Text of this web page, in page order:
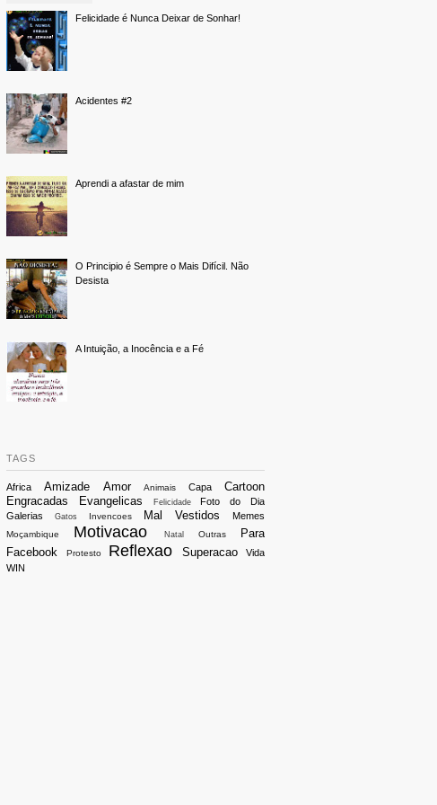
Felicidade é Nunca Deixar de Sonhar!
Acidentes #2
Aprendi a afastar de mim
O Principio é Sempre o Mais Difícil. Não
Desista
A Intuição, a Inocência e a Fé
TAGS
Africa Amizade Amor Animais Capa
Cartoon
Engracadas
Evangelicas Felicidade
Foto do Dia
Galerias
Gatos Invencoes Mal Vestidos Memes
Moçambique Motivacao Natal Outras
Para
Facebook
Protesto Reflexao Superacao
Vida
WIN